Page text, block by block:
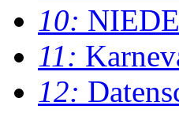
10:
11:
12: